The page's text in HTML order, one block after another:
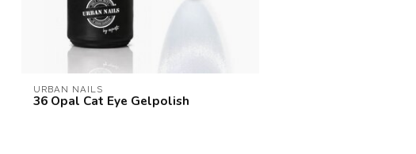
URBAN NAILS
36 Opal Cat Eye Gelpolish